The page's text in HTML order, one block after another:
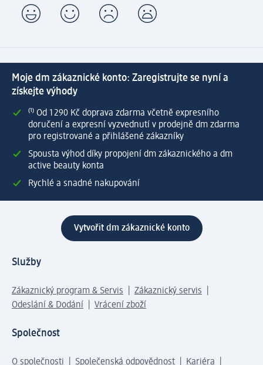
Moje dm zákaznické konto: Zaregistrujte se nyní a
získejte výhody
⁽¹⁾ Od 1 290 Kč doprava zdarma včetně expresního
doručení a expresní vyzvednutí v prodejně dm zdarma
pro registrované a přihlášené zákazníky
Spousta výhod díky propojení dm zákaznického a dm
active beauty konta
Rychlé a snadné nakupování
Vytvořit dm zákaznické konto
Služby
Zákaznický program & Servis
Zákaznický servis
Odeslání & Dodání
Vrácení zboží
Společnost
O společnosti Společenská odpovědnost
Kariéra